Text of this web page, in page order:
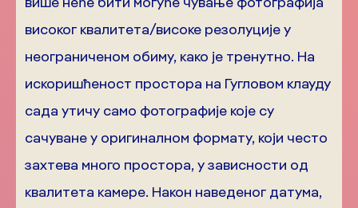
високог квалитета/високе резолуције у
неограниченом обиму, како је тренутно. На
искоришћеност простора на Гугловом клауду
сада утичу само фотографије које су
сачуване у оригиналном формату, који често
захтева много простора, у зависности од
квалитета камере. Након наведеног датума,